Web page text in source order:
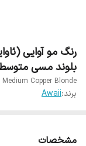
بلوند مسی
Copper Blonde
برند:Awaii
مشخصات